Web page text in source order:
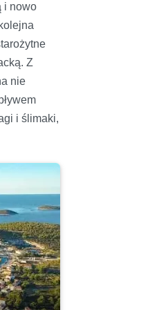
i nowo
Z
nie
i ślimaki,